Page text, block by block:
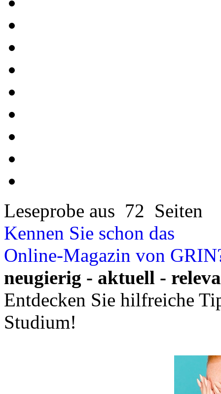
Leseprobe aus 72 Seiten
Kennen Sie schon das
Online-Magazin von
neugierig - aktuell -
Entdecken Sie hilfreiche
Studium!